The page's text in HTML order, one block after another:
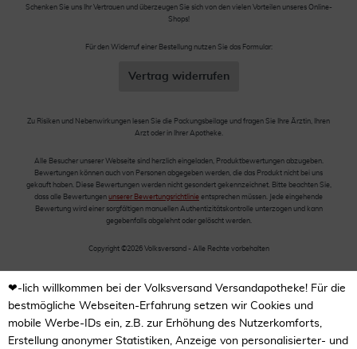
Schenken Sie uns Ihr Vertrauen und überzeugen Sie sich von den vielen Vorteilen unseres Online-
Shops!
Für den Widerruf einer Bestellung nutzen Sie das Formular:
Vertrag widerrufen
Zu Risiken und Nebenwirkungen lesen Sie die Packungsbeilage und fragen Sie Ihre Ärztin, Ihren
Arzt oder in Ihrer Apotheke.
Alle Besucher unserer Webseite sind herzlich eingeladen, Produktbewertungen abzugeben.
Bewertungen können auch von Personen abgegeben werden, die das Produkt nicht bei uns
gekauft haben. Diese Bewertungen werden nicht gesondert gekennzeichnet. Bitte beachten Sie,
dass alle Bewertungen unserer Bewertungsrichtlinie entsprechen müssen. Jede eingehende
Bewertung wird einer sorgfältigen manuellen Authentizitätskontrolle unterzogen und kann
gegebenfalls abgelehnt oder gelöscht werden.
Copyright ©2026 Volksversand - Alle Rechte vorbehalten
❤-lich willkommen bei der Volksversand Versandapotheke! Für die
bestmögliche Webseiten-Erfahrung setzen wir Cookies und
mobile Werbe-IDs ein, z.B. zur Erhöhung des Nutzerkomforts,
Erstellung anonymer Statistiken, Anzeige von personalisierter- und